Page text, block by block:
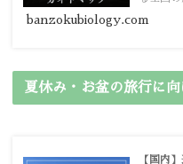
ガイド
banzokubiology.com
夏休み・お盆の旅行に向
【国内